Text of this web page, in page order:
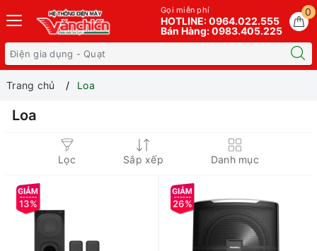
0
Gọi miễn phí
HOTLINE: 0964.022.555
Bán Hàng: 0983.405.225
Trang chủ Loa
Loa
Lọc Sắp xếp Danh mục
13% 26%